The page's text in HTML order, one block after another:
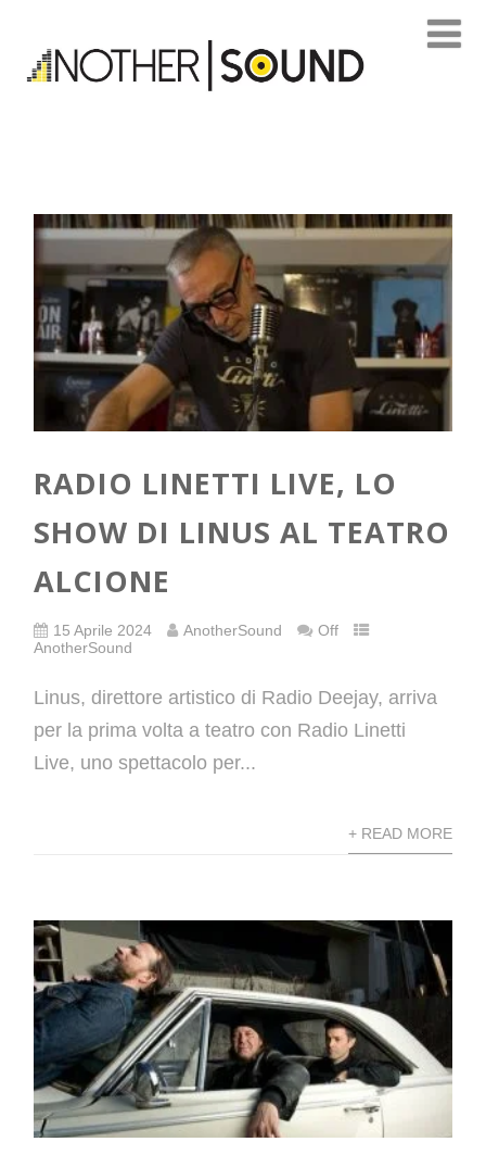
RADIO LINETTI LIVE, LO
SHOW DI LINUS AL TEATRO
ALCIONE
15 Aprile 2024 AnotherSound
Off
AnotherSound
Linus, direttore artistico di Radio Deejay, arriva
per la prima volta a teatro con Radio Linetti
Live, uno spettacolo per...
+ READ MORE